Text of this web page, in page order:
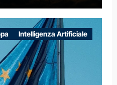
ELETTRICHE
DELLA
IBRIDA
Intelligenza Artificiale